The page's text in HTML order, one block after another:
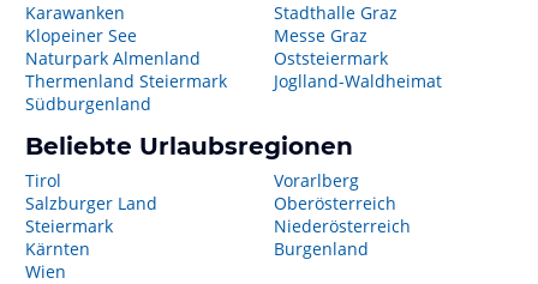
Karawanken
Klopeiner See
Naturpark Almenland
Thermenland Steiermark
Südburgenland
Stadthalle Graz
Messe Graz
Oststeiermark
Joglland-Waldheimat
Beliebte Urlaubsregionen
Tirol
Salzburger Land
Steiermark
Kärnten
Wien
Vorarlberg
Oberösterreich
Niederösterreich
Burgenland